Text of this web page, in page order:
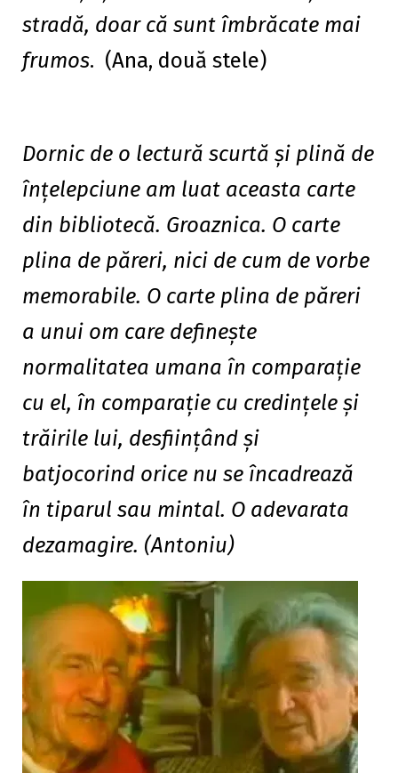
stradă, doar că sunt îmbrăcate mai
frumos. (Ana, două stele)
Dornic de o lectură scurtă și plină de
înțelepciune am luat aceasta carte
din bibliotecă. Groaznica. O carte
plina de păreri, nici de cum de vorbe
memorabile. O carte plina de păreri
a unui om care definește
normalitatea umana în comparație
cu el, în comparație cu credințele și
trăirile lui, desființând și
batjocorind orice nu se încadrează
în tiparul sau mintal. O adevarata
dezamagire. (Antoniu)